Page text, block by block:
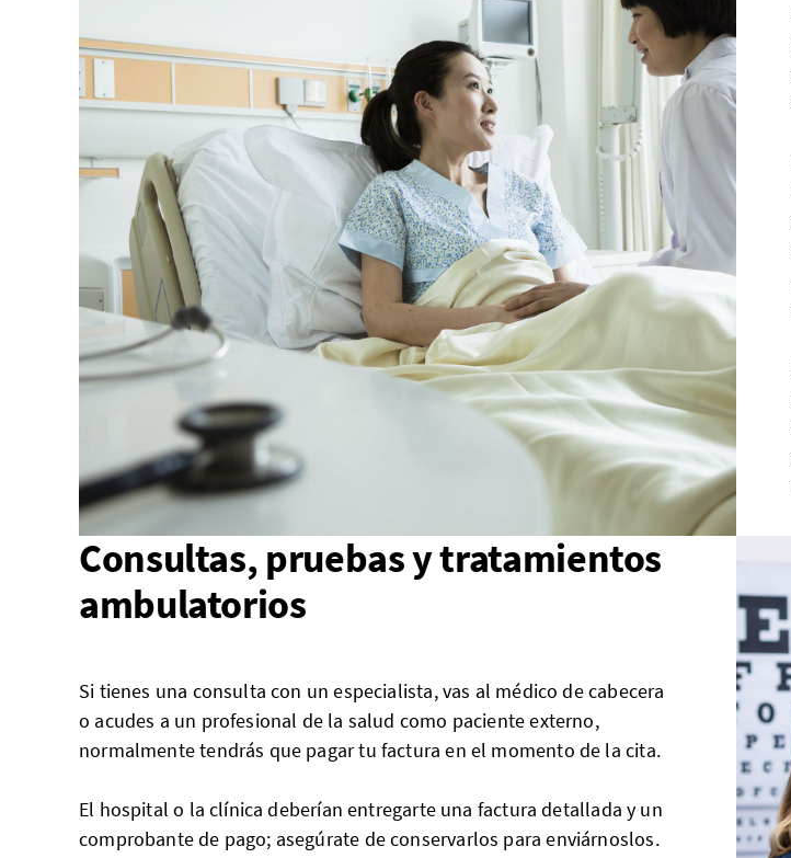
Consultas, pruebas y tratamientos
ambulatorios
Si tienes una consulta con un especialista, vas al médico de cabecera
o acudes a un profesional de la salud como paciente externo,
normalmente tendrás que pagar tu factura en el momento de la cita.
El hospital o la clínica deberían entregarte una factura detallada y un
comprobante de pago; asegúrate de conservarlos para enviárnoslos.